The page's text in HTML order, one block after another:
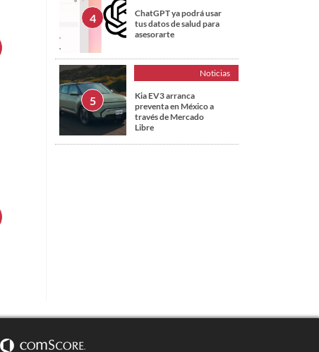
ChatGPT ya podrá usar
tus datos de salud para
asesorarte
Noticias
Kia EV3 arranca
preventa en México a
través de Mercado
Libre